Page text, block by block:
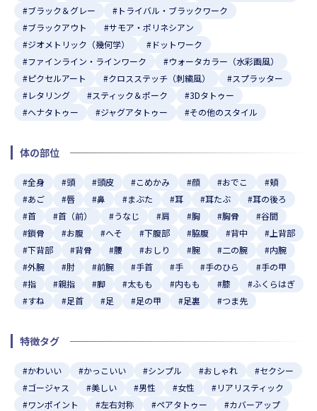
#ブラック＆グレー
#トライバル・ブラックワーク
#ブラックアウト
#サモア・ポリネシアン
#ジオメトリック（幾何学）
#ドットワーク
#ファインライン・ラインワーク
#ウォータカラー（水彩画風）
#ピクセルアート
#クロスステッチ（刺繍風）
#スプラッター
#レタリング
#スティック＆ポーク
#3Dタトゥー
#ヘナタトゥー
#ジャグアタトゥー #その他のスタイル
体の部位
#全身 #頭 #頭皮 #こめかみ #顔 #おでこ
#頬
#あご
#唇 #鼻 #まぶた #耳 #耳たぶ
#耳の後ろ
#首
#首（前） #うなじ #肩 #胸 #胸骨
#谷間
#鎖骨
#お腹 #へそ #下腹部 #脇腹 #背中
#上背部
#下背部
#背骨 #腰 #おしり #腕 #二の腕
#内腕
#外腕
#肘 #前腕 #手首 #手 #手のひら
#手の甲
#指
#親指 #脚 #太もも #内もも #膝
#ふくらはぎ
#すね
#足首 #足 #足の甲 #足裏 #つま先
特徴タグ
#かわいい #かっこいい #シンプル #おしゃれ
#セクシー
#ゴージャス
#美しい #男性 #女性
#リアリスティック
#ワンポイント
#左右対称 #ペアタトゥー
#カバーアップ